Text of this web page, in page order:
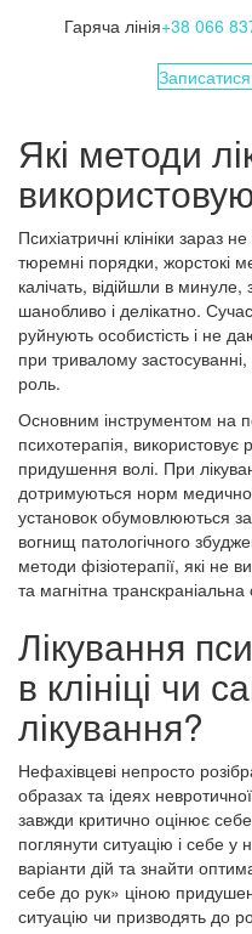
Гаряча лінія+38 066
Які методи
Психіатричні клініки зараз
тюремні порядки, жорстокі
калічать, відійшли в
шанобливо і делікатно.
руйнують особистість і не
при тривалому
роль.
Основним інструментом на
психотерапія, використовує
придушення волі. При
дотримуються норм медичної
установок обумовлюються
вогнищ патологічного
методи фізіотерапії, які не
та магнітна транскраніальна
Лікування
в клініці чи
лікування?
Нефахівцеві непросто
образах та ідеях
завжди критично оцінює
поглянути ситуацію і себе у
варіанти дій та знайти
себе до рук» ціною
ситуацію чи призводять до